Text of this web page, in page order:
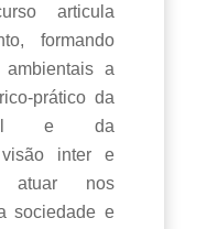
articula
formando
ambientais a
prático da
e da
visão inter e
atuar nos
sociedade e